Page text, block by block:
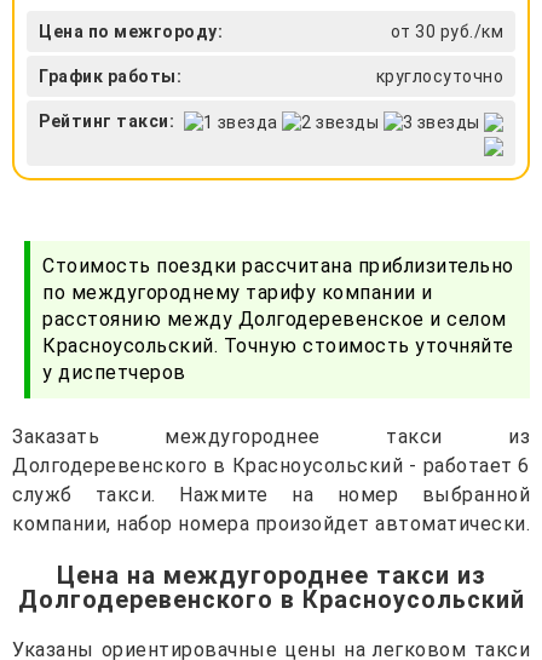
Цена по межгороду: от 30 руб./км
График работы: круглосуточно
Рейтинг такси:
Стоимость поездки рассчитана приблизительно
по междугороднему тарифу компании и
расстоянию между Долгодеревенское и селом
Красноусольский. Точную стоимость уточняйте
у диспетчеров
Заказать междугороднее такси из
Долгодеревенского в Красноусольский - работает 6
служб такси. Нажмите на номер выбранной
компании, набор номера произойдет автоматически.
Цена на междугороднее такси из
Долгодеревенского в Красноусольский
Указаны ориентировачные цены на легковом такси